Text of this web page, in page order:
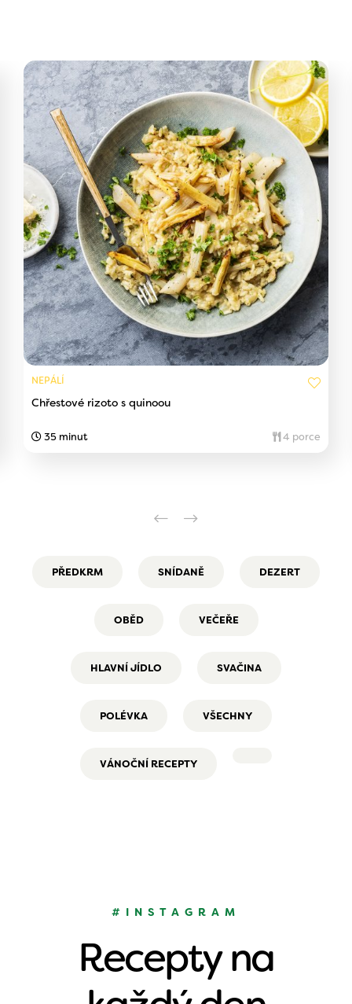
NEPÁLÍ
Chřestové rizoto s quinoou
35 minut 4 porce
PŘEDKRM SNÍDANĚ DEZERT
OBĚD VEČEŘE
HLAVNÍ JÍDLO SVAČINA
POLÉVKA VŠECHNY
VÁNOČNÍ RECEPTY
#INSTAGRAM
Recepty na